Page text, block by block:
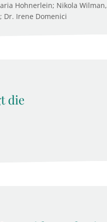
Hohnerlein; Nikola Wilman,
Dr. Irene Domenici
die